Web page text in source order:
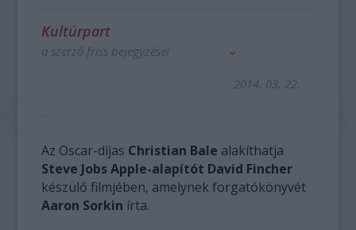
Kultúrpart
a szerző friss bejegyzései
2014. 03. 22.
Az Oscar-díjas Christian Bale alakíthatja
Steve Jobs Apple-alapítót David Fincher
készülő filmjében, amelynek forgatókönyvét
Aaron Sorkin írta.